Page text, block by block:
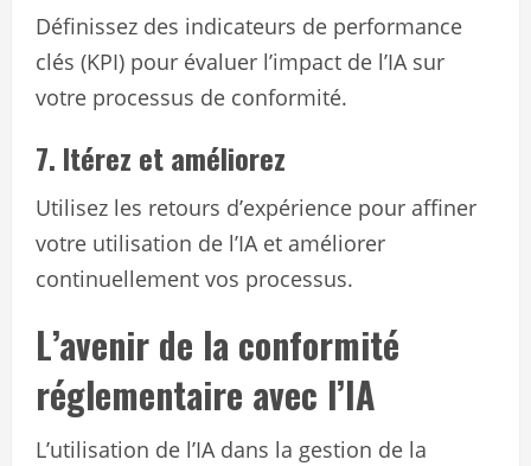
Définissez des indicateurs de performance
clés (KPI) pour évaluer l’impact de l’IA sur
votre processus de conformité.
7. Itérez et améliorez
Utilisez les retours d’expérience pour affiner
votre utilisation de l’IA et améliorer
continuellement vos processus.
L’avenir de la conformité
réglementaire avec l’IA
L’utilisation de l’IA dans la gestion de la